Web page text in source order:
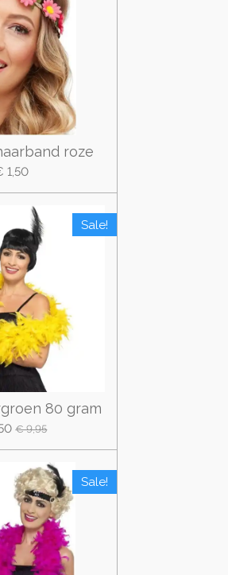
roze
1,50
Sale!
80 gram
€ 9,95
Sale!